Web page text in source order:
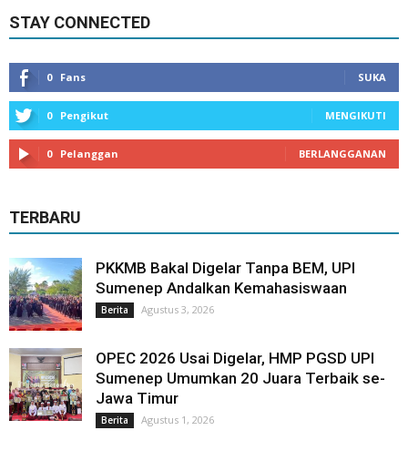
STAY CONNECTED
0 Fans SUKA
0 Pengikut MENGIKUTI
0 Pelanggan BERLANGGANAN
TERBARU
PKKMB Bakal Digelar Tanpa BEM, UPI
Sumenep Andalkan Kemahasiswaan
Berita Agustus 3, 2026
OPEC 2026 Usai Digelar, HMP PGSD UPI
Sumenep Umumkan 20 Juara Terbaik se-
Jawa Timur
Berita Agustus 1, 2026